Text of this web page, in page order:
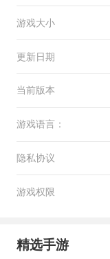
游戏大小
更新日期
当前版本
游戏语言：
隐私协议
游戏权限
精选手游